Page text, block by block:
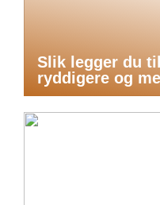
Slik legger du
ryddigere og